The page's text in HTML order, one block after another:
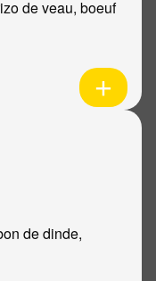
de veau, boeuf
de dinde,